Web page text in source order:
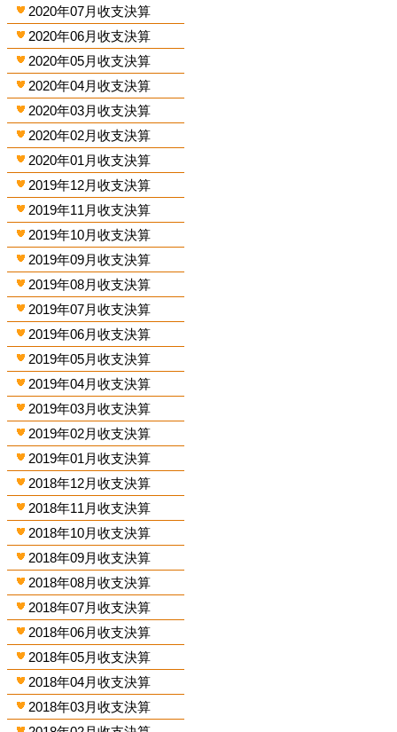
2020年07月收支決算
2020年06月收支決算
2020年05月收支決算
2020年04月收支決算
2020年03月收支決算
2020年02月收支決算
2020年01月收支決算
2019年12月收支決算
2019年11月收支決算
2019年10月收支決算
2019年09月收支決算
2019年08月收支決算
2019年07月收支決算
2019年06月收支決算
2019年05月收支決算
2019年04月收支決算
2019年03月收支決算
2019年02月收支決算
2019年01月收支決算
2018年12月收支決算
2018年11月收支決算
2018年10月收支決算
2018年09月收支決算
2018年08月收支決算
2018年07月收支決算
2018年06月收支決算
2018年05月收支決算
2018年04月收支決算
2018年03月收支決算